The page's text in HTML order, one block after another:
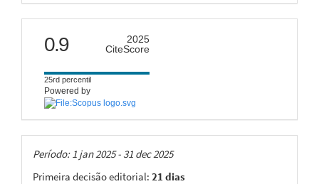
citescore
0.9
2025
CiteScore
25rd percentil
Powered by
Taxas
Período: 1 jan 2025 - 31 dec 2025
Primeira decisão editorial: 21 dias